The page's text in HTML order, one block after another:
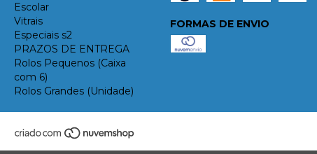
Escolar
Vitrais
Especiais s2
PRAZOS DE ENTREGA
Rolos Pequenos (Caixa
com 6)
Rolos Grandes (Unidade)
FORMAS DE ENVIO